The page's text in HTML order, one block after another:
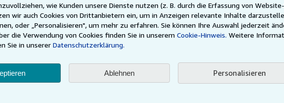
wie Kunden unsere Dienste nutzen (z. B. durch die Erfassung von
wir auch Cookies von Drittanbietern ein, um in Anzeigen relevante Inhalte
oder „Personalisieren", um mehr zu erfahren. Sie können Ihre Auswahl jederzeit
die Verwendung von Cookies finden Sie in unserem Cookie-Hinweis. Weitere
Sie in unsererDatenschutzerklärung.
Ablehnen Personalisieren
AbeBooks.fr AbeBooks Aus/NZ